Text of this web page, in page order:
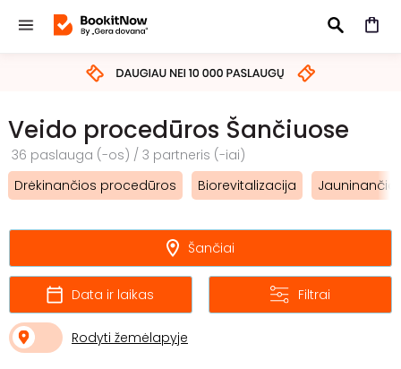
IEŠKOTI
Veido procedūros Šančiuose
36 paslauga (-os) / 3 partneris (-iai)
Drėkinančios procedūros
Biorevitalizacija
Šančiai
Data ir laikas Filtrai
Rodyti žemėlapyje